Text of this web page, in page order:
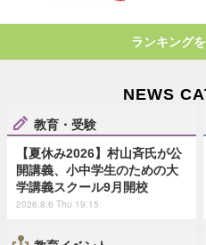
ランキング
NEWS
教育・受験
【夏休み2026】村山斉氏が公
開講義、小中学生のための大
学講義スクール9月開校
2026.8.6 Thu 19:15